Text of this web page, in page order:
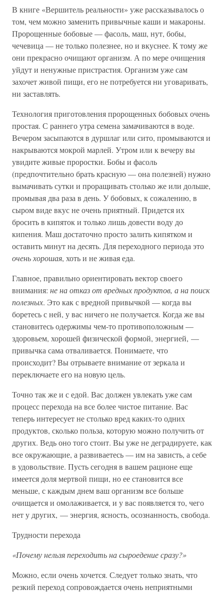
В книге «Вершитель реальности» уже рассказывалось о
том, чем можно заменить привычные каши и макароны.
Пророщенные бобовые — фасоль, маш, нут, бобы,
чечевица — не только полезнее, но и вкуснее. К тому же
они прекрасно очищают организм. А по мере очищения
уйдут и ненужные пристрастия. Организм уже сам
захочет живой пищи, его не потребуется ни уговаривать,
ни заставлять.
Технология приготовления пророщенных бобовых очень
простая. С раннего утра семена замачиваются в воде.
Вечером засыпаются в дуршлаг или сито, промываются и
накрываются мокрой марлей. Утром или к вечеру вы
увидите живые проростки. Бобы и фасоль
(предпочтительно брать красную — она полезней) нужно
вымачивать сутки и проращивать столько же или дольше,
промывая два раза в день. У бобовых, к сожалению, в
сыром виде вкус не очень приятный. Придется их
бросить в кипяток и только лишь довести воду до
кипения. Маш достаточно просто залить кипятком и
оставить минут на десять. Для переходного периода это
очень хорошая, хоть и не живая еда.
Главное, правильно ориентировать вектор своего
внимания: не на отказ от вредных продуктов, а на поиск
полезных. Это как с вредной привычкой — когда вы
боретесь с ней, у вас ничего не получается. Когда же вы
становитесь одержимы чем-то противоположным —
здоровьем, хорошей физической формой, энергией, —
привычка сама отваливается. Понимаете, что
происходит? Вы отрываете внимание от зеркала и
переключаете его на новую цель.
Точно так же и с едой. Вас должен увлекать уже сам
процесс перехода на все более чистое питание. Вас
теперь интересует не столько вред каких-то одних
продуктов, сколько польза, которую можно получить от
других. Ведь оно того стоит. Вы уже не деградируете, как
все окружающие, а развиваетесь — им на зависть, а себе
в удовольствие. Пусть сегодня в вашем рационе еще
имеется доля мертвой пищи, но ее становится все
меньше, с каждым днем ваш организм все больше
очищается и омолаживается, и у вас появляется то, чего
нет у других, — энергия, ясность, осознанность, свобода.
Трудности перехода
«Почему нельзя переходить на сыроедение сразу?»
Можно, если очень хочется. Следует только знать, что
резкий переход сопровождается очень неприятными